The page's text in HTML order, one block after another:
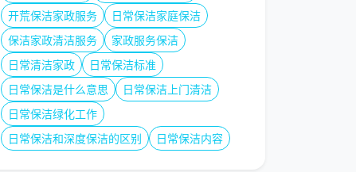
开荒保洁家政服务
日常保洁家庭保洁
保洁家政清洁服务
家政服务保洁
日常清洁家政
日常保洁标准
日常保洁是什么意思
日常保洁上门清洁
日常保洁绿化工作
日常保洁和深度保洁的区别
日常保洁内容